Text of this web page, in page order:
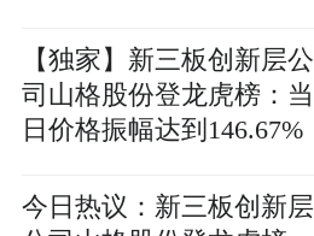
【独家】新三板创新层公
司山格股份登龙虎榜：当
日价格振幅达到146.67%
今日热议：新三板创新层